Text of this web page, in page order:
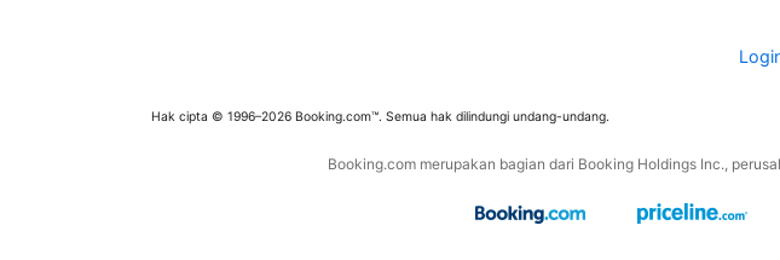
Hak cipta © 1996–2026 Booking.com™. Semua hak dilindungi undang-undang.
Booking.com merupakan bagian dari Booking Holdings Inc.,